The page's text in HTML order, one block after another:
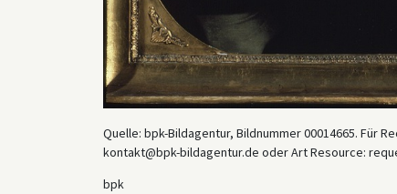
Quelle: bpk-Bildagentur, Bildnummer 00014665. Für
kontakt@bpk-bildagentur.de oder Art Resource:
bpk